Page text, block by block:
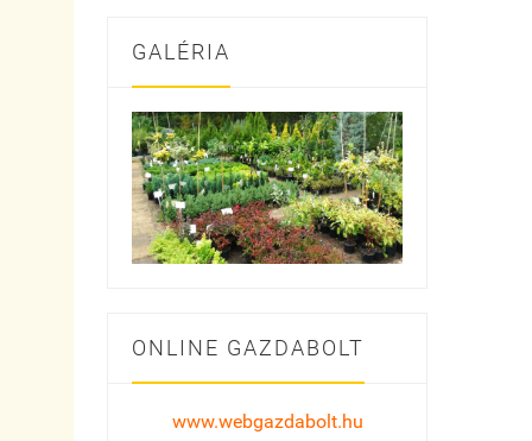
GALÉRIA
ONLINE GAZDABOLT
www.webgazdabolt.hu